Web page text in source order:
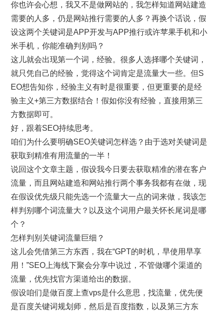
你也许会心想，我又不是做网站的，我怎样知道网站建造
需要的人多，仍是网站推行需要的人多？再换个话说，假
设这两个关键词是APP开发与APP推行或许苹果手机和小
米手机，你能准确判别吗？
这儿就会出现第一个词，经验。很多人选择哪个关键词，
就只凭自己的经验，觉得这个词肯定是流量大一些。但S
EO想告知你，经验主义有时是很重要，但更重要的是经
验主义+第三方数据结合！假如你没有经验，直接用第三
方数据即可。
好，跟着SEO持续思考。
咱们为什么要明确SEO关键词怎样选？由于选对关键词是
获取到精准有用流量的一半！
说回这个文章主题，假设我今日要去获取精准的潜在客户
流量，而且网站建造和网站推行两个事务我都有在做，现
在假设优先级只能先选一个流量大一点的词来做，我该怎
样判别哪个词流量大？以及这个词用户最关怀长尾词是哪
个？
怎样判别关键词流量巨细？
这儿会凭借第三方东西，我在“GPT的时机，早使用早享
用！”SEO上海线下聚会分享中说过，不管做哪个渠道的
流量，优先找官方渠道给出的数据。
假设咱们是做百度上查vps是什么意思，找流量，优先便
是百度关键词规划师，然后是百度指数，以及第三方东